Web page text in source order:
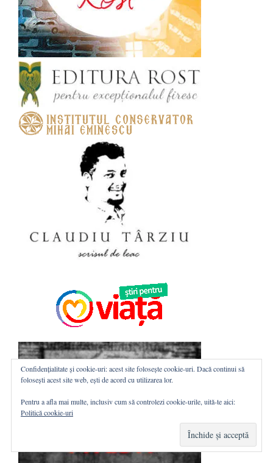
Confidențialitate și cookie-uri: acest site folosește cookie-uri. Dacă continui să
folosești acest site web, ești de acord cu utilizarea lor.
Pentru a afla mai multe, inclusiv cum să controlezi cookie-urile, uită-te aici:
Politică cookie-uri